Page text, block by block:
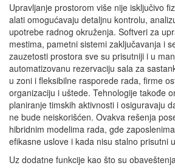
Upravljanje prostorom više nije isključivo
alati omogućavaju detaljnu kontrolu,
upotrebe radnog okruženja. Softveri za
mestima, pametni sistemi zaključavanja i
zauzetosti prostora sve su prisutniji i u
automatizovanu rezervaciju sala za
u zoni i fleksibilne rasporede rada, firme
organizaciju i uštede. Tehnologije takođe
planiranje timskih aktivnosti i osiguravaju
ne bude neiskorišćen. Ovakva rešenja
hibridnim modelima rada, gde
efikasne uslove i kada nisu stalno prisutni
Uz dodatne funkcije kao što su